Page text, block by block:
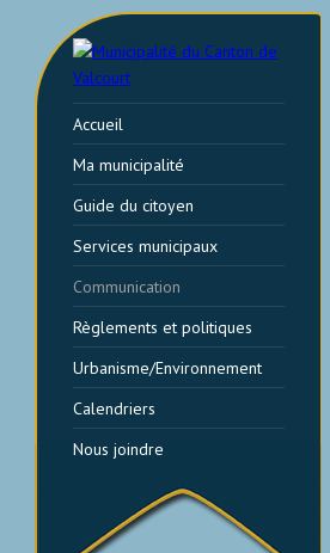
Accueil
Ma municipalité
Guide du citoyen
Services municipaux
Communication
Règlements et politiques
Urbanisme/Environnement
Calendriers
Nous joindre